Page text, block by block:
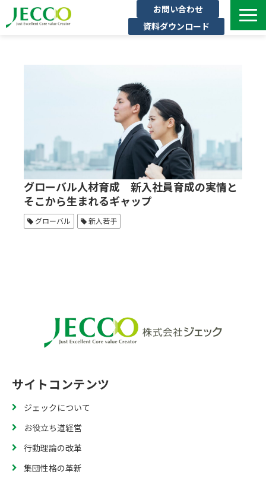
お問い合わせ
資料ダウンロード
インタビュー
セミナー・イベント一覧
公開コース一覧
コラム
よくある質問
グローバル人材育成 新入社員育成の実情と
そこから生まれるギャップ
グローバル 新人若手
サイトコンテンツ
ジェックについて
お役立ち道経営
行動理論の改革
集団性格の革新